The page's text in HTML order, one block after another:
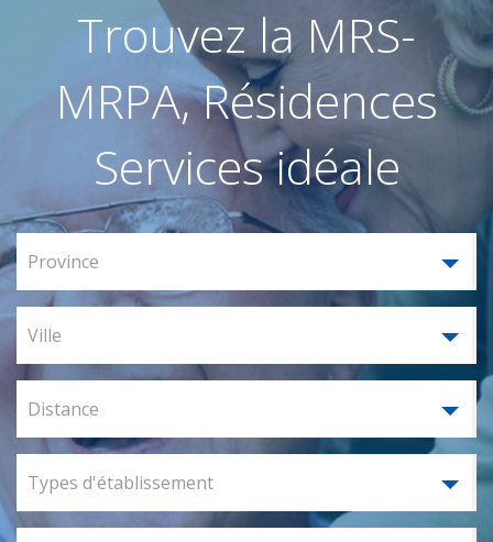
Trouvez la MRS-
MRPA, Résidences
Services idéale
Province
Ville
Distance
Types d'établissement